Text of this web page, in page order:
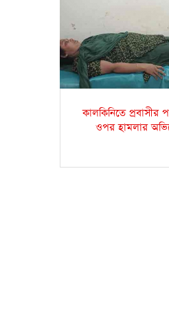
কালকিনিতে প্রবাসীর
ওপর হামলার